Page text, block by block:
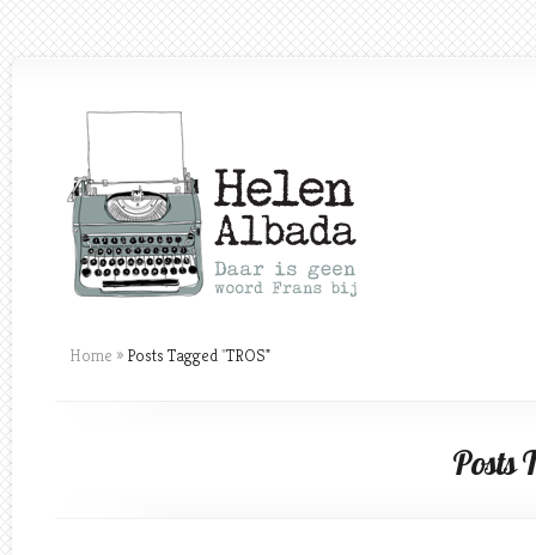
Home » Posts Tagged"TROS"
Posts